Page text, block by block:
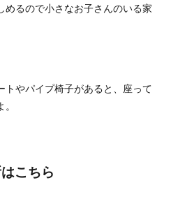
めるので小さなお子さんのいる家
トやパイプ椅子があると、座って
こちら